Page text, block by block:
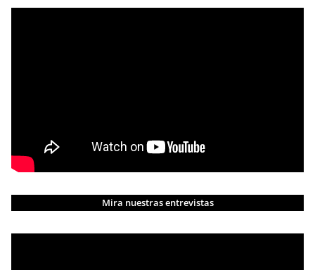
Mira nuestras entrevistas